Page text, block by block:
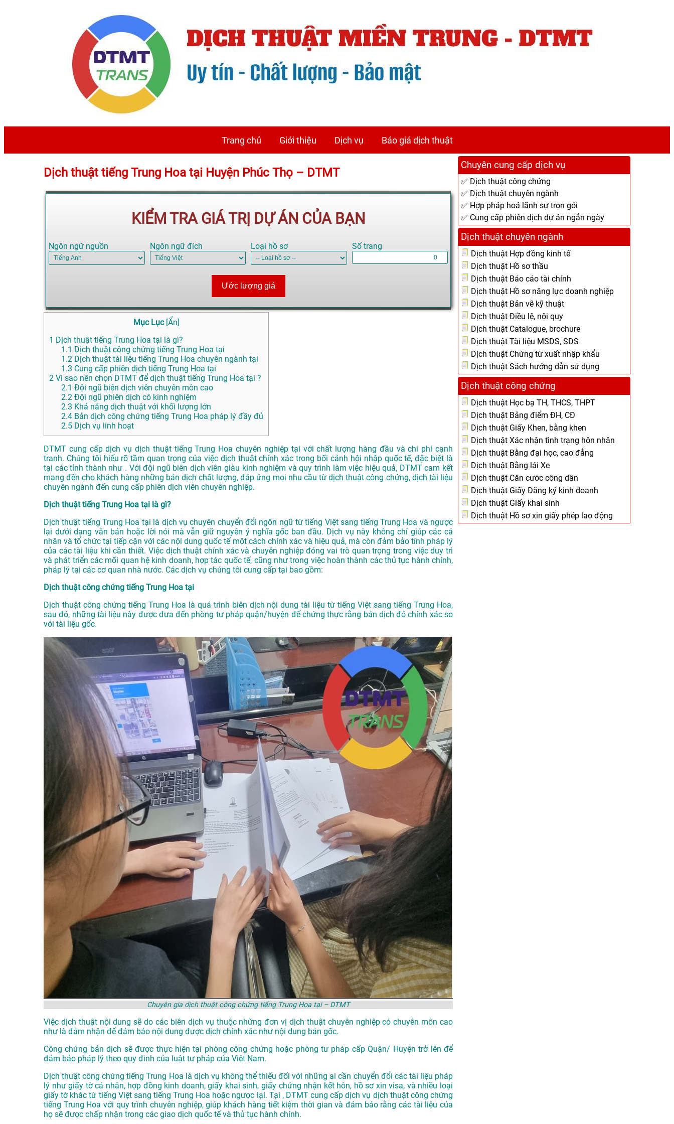
Trang chủ Giới thiệu Dịch vụ Báo giá dịch thuật
Dịch thuật tiếng Trung Hoa tại Huyện Phúc Thọ – DTMT
KIỂM TRA GIÁ TRỊ DỰ ÁN CỦA BẠN
Ngôn ngữ nguồn Ngôn ngữ đích Loại hồ sơ Số trang
Ước lượng giá
Mục Lục [Ẩn]
1 Dịch thuật tiếng Trung Hoa tại là gì?
1.1 Dịch thuật công chứng tiếng Trung Hoa tại
1.2 Dịch thuật tài liệu tiếng Trung Hoa chuyên ngành tại
1.3 Cung cấp phiên dịch tiếng Trung Hoa tại
2 Vì sao nên chọn DTMT để dịch thuật tiếng Trung Hoa tại ?
2.1 Đội ngũ biên dịch viên chuyên môn cao
2.2 Đội ngũ phiên dịch có kinh nghiệm
2.3 Khả năng dịch thuật với khối lượng lớn
2.4 Bản dịch công chứng tiếng Trung Hoa pháp lý đầy đủ
2.5 Dịch vụ linh hoạt
DTMT cung cấp dịch vụ dịch thuật tiếng Trung Hoa chuyên nghiệp tại với chất lượng hàng đầu và chi phí cạnh
tranh. Chúng tôi hiểu rõ tầm quan trọng của việc dịch thuật chính xác trong bối cảnh hội nhập quốc tế, đặc biệt là
tại các tỉnh thành như . Với đội ngũ biên dịch viên giàu kinh nghiệm và quy trình làm việc hiệu quả, DTMT cam kết
mang đến cho khách hàng những bản dịch chất lượng, đáp ứng mọi nhu cầu từ dịch thuật công chứng, dịch tài liệu
chuyên ngành đến cung cấp phiên dịch viên chuyên nghiệp.
Dịch thuật tiếng Trung Hoa tại là gì?
Dịch thuật tiếng Trung Hoa tại là dịch vụ chuyên chuyển đổi ngôn ngữ từ tiếng Việt sang tiếng Trung Hoa và ngược
lại dưới dạng văn bản hoặc lời nói mà vẫn giữ nguyên ý nghĩa gốc ban đầu. Dịch vụ này không chỉ giúp các cá
nhân và tổ chức tại tiếp cận với các nội dung quốc tế một cách chính xác và hiệu quả, mà còn đảm bảo tính pháp lý
của các tài liệu khi cần thiết. Việc dịch thuật chính xác và chuyên nghiệp đóng vai trò quan trọng trong việc duy trì
và phát triển các mối quan hệ kinh doanh, hợp tác quốc tế, cũng như trong việc hoàn thành các thủ tục hành chính,
pháp lý tại các cơ quan nhà nước. Các dịch vụ chúng tôi cung cấp tại bao gồm:
Dịch thuật công chứng tiếng Trung Hoa tại
Dịch thuật công chứng tiếng Trung Hoa là quá trình biên dịch nội dung tài liệu từ tiếng Việt sang tiếng Trung Hoa,
sau đó, những tài liệu này được đưa đến phòng tư pháp quận/huyện để chứng thực rằng bản dịch đó chính xác so
với tài liệu gốc.
Chuyên gia dịch thuật công chứng tiếng Trung Hoa tại – DTMT
Việc dịch thuật nội dung sẽ do các biên dịch vụ thuộc những đơn vị dịch thuật chuyên nghiệp có chuyên môn cao
như là đảm nhận để đảm bảo nội dung được dịch chính xác như nội dung bản gốc.
Công chứng bản dịch sẽ được thực hiện tại phòng công chứng hoặc phòng tư pháp cấp Quận/ Huyện trở lên để
đảm bảo pháp lý theo quy đinh của luật tư pháp của Việt Nam.
Dịch thuật công chứng tiếng Trung Hoa là dịch vụ không thể thiếu đối với những ai cần chuyển đổi các tài liệu pháp
lý như giấy tờ cá nhân, hợp đồng kinh doanh, giấy khai sinh, giấy chứng nhận kết hôn, hồ sơ xin visa, và nhiều loại
giấy tờ khác từ tiếng Việt sang tiếng Trung Hoa hoặc ngược lại. Tại , DTMT cung cấp dịch vụ dịch thuật công chứng
tiếng Trung Hoa với quy trình chuyên nghiệp, giúp khách hàng tiết kiệm thời gian và đảm bảo rằng các tài liệu của
họ sẽ được chấp nhận trong các giao dịch quốc tế và thủ tục hành chính.
Chuyên cung cấp dịch vụ
✅ Dịch thuật công chứng
✅ Dịch thuật chuyên ngành
✅ Hợp pháp hoá lãnh sự trọn gói
✅ Cung cấp phiên dịch dự án ngắn ngày
Dịch thuật chuyên ngành
Dịch thuật Hợp đồng kinh tế
Dịch thuật Hồ sơ thầu
Dịch thuật Báo cáo tài chính
Dịch thuật Hồ sơ năng lực doanh nghiệp
Dịch thuật Bản vẽ kỹ thuật
Dịch thuật Điều lệ, nội quy
Dịch thuật Catalogue, brochure
Dịch thuật Tài liệu MSDS, SDS
Dịch thuật Chứng từ xuất nhập khẩu
Dịch thuật Sách hướng dẫn sử dụng
Dịch thuật công chứng
Dịch thuật Học bạ TH, THCS, THPT
Dịch thuật Bảng điểm ĐH, CĐ
Dịch thuật Giấy Khen, bằng khen
Dịch thuật Xác nhận tình trạng hôn nhân
Dịch thuật Bằng đại học, cao đẳng
Dịch thuật Bằng lái Xe
Dịch thuật Căn cước công dân
Dịch thuật Giấy Đăng ký kinh doanh
Dịch thuật Giấy khai sinh
Dịch thuật Hồ sơ xin giấy phép lao động